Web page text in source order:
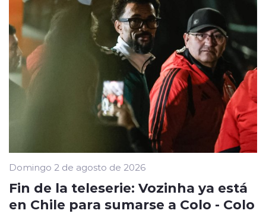
Domingo 2 de agosto de 2026
Fin de la teleserie: Vozinha ya está
en Chile para sumarse a Colo - Colo